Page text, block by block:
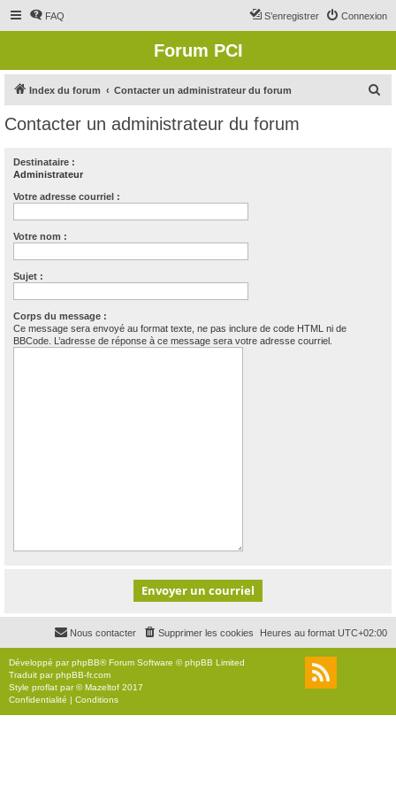
FAQ Connexion
S’enregistrer
Forum PCI
Index du forum Contacter un administrateur du forum
Contacter un administrateur du forum
Destinataire :
Administrateur
Votre adresse courriel :
Votre nom :
Sujet :
Corps du message :
Ce message sera envoyé au format texte, ne pas inclure de code HTML ni de
BBCode. L’adresse de réponse à ce message sera votre adresse courriel.
Heures au format UTC+02:00
Supprimer les cookies
Nous contacter
Développé parphpBB® Forum Software © phpBB Limited
Traduit parphpBB-fr.com
Style proflat par ©Mazeltof 2017
Confidentialité | Conditions